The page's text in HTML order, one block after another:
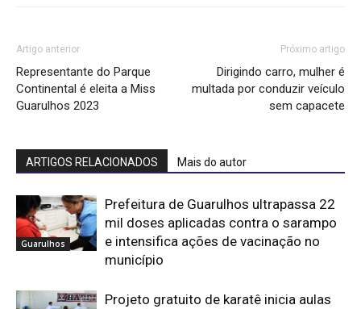
Artigo anterior
Representante do Parque
Continental é eleita a Miss
Guarulhos 2023
Próximo artigo
Dirigindo carro, mulher é
multada por conduzir veículo
sem capacete
ARTIGOS RELACIONADOS Mais do autor
Guarulhos
Prefeitura de Guarulhos ultrapassa 22
mil doses aplicadas contra o sarampo
e intensifica ações de vacinação no
município
Projeto gratuito de karatê inicia aulas